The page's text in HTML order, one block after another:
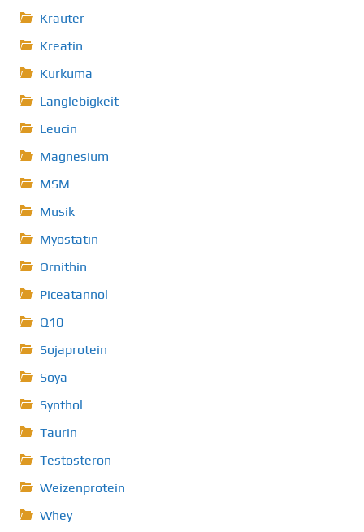
Kräuter
Kreatin
Kurkuma
Langlebigkeit
Leucin
Magnesium
MSM
Musik
Myostatin
Ornithin
Piceatannol
Q10
Sojaprotein
Soya
Synthol
Taurin
Testosteron
Weizenprotein
Whey